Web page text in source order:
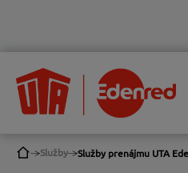
Služby Služby prenájmu UTA